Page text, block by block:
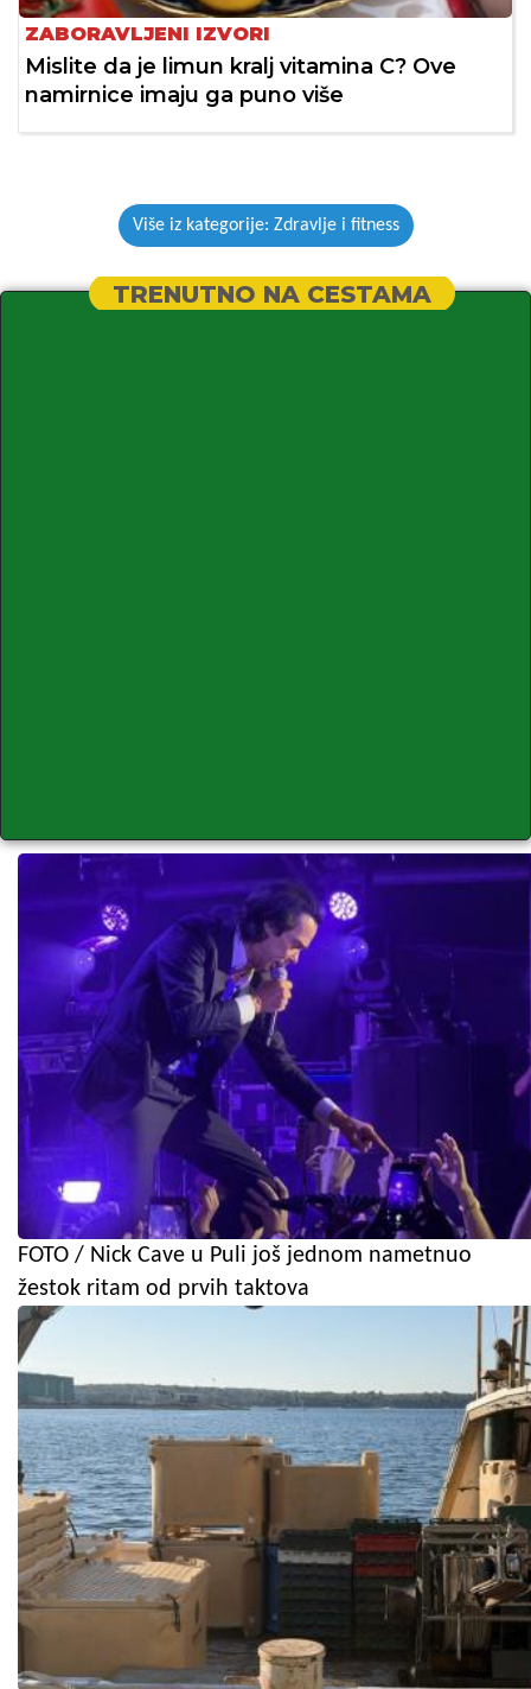
ZABORAVLJENI IZVORI
Mislite da je limun kralj vitamina C? Ove
namirnice imaju ga puno više
Više iz kategorije: Zdravlje i fitness
TRENUTNO NA CESTAMA
FOTO / Nick Cave u Puli još jednom nametnuo
žestok ritam od prvih taktova